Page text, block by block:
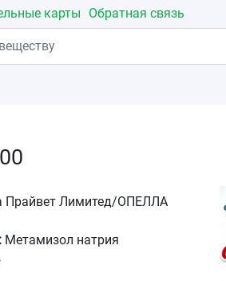
карты Обратная связь
Прайвет Лимитед/ОПЕЛЛА
Метамизол натрия